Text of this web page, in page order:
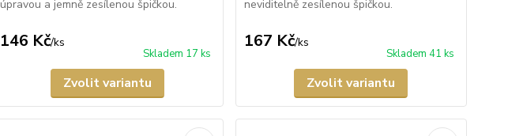
úpravou a jemně zesílenou špičkou.
146 Kč/ks
Skladem 17 ks
Zvolit variantu
neviditelně zesílenou špičkou.
167 Kč/ks
Skladem 41 ks
Zvolit variantu